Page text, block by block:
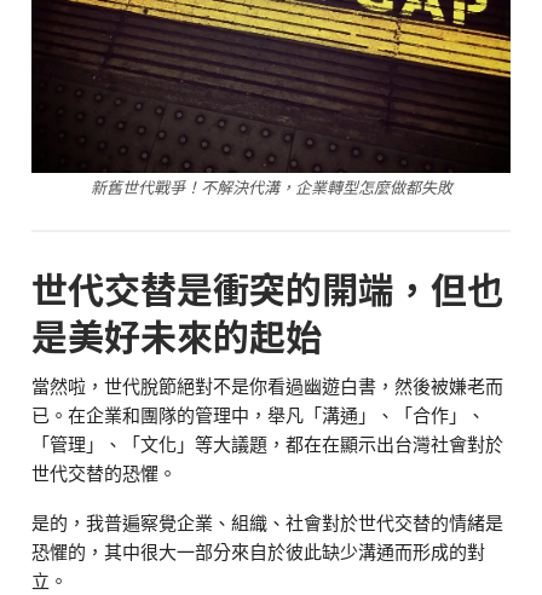
新舊世代戰爭！不解決代溝，企業轉型怎麼做都失敗
世代交替是衝突的開端，但也
是美好未來的起始
當然啦，世代脫節絕對不是你看過幽遊白書，然後被嫌老而
已。在企業和團隊的管理中，舉凡「溝通」、「合作」、
「管理」、「文化」等大議題，都在在顯示出台灣社會對於
世代交替的恐懼。
是的，我普遍察覺企業、組織、社會對於世代交替的情緒是
恐懼的，其中很大一部分來自於彼此缺少溝通而形成的對
立。